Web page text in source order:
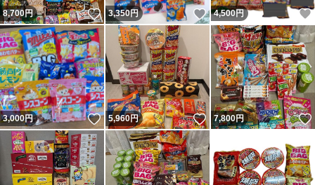
8,700円 いいね！
3,350円 いいね！
4,500円
3,000円 いいね！
5,960円 いいね！
7,800円